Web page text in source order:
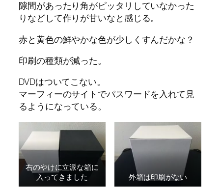
隙間があったり角がピッタリしていなかった
りなどして作りが甘いなと感じる。
赤と黄色の鮮やかな色が少しくすんだかな？
印刷の種類が減った。
DVDはついてこない。
マーフィーのサイトでパスワードを入れて見
るようになっている。
右のやけに立派な箱に
入ってきました
外箱は印刷がない